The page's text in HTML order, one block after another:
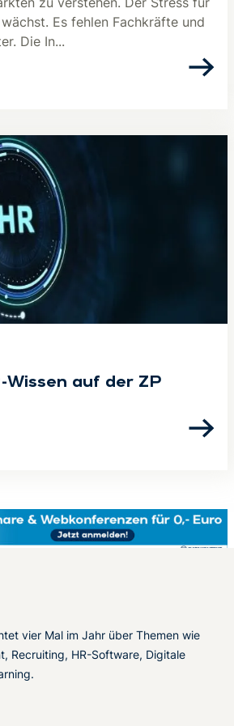
Es fehlen Fachkräfte und
Die In...
Wissen auf der ZP
vier Mal im Jahr über Themen wie
Recruiting, HR-Software, Digitale